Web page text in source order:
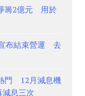
籌2億元 用於
布結束營運 去
門 12月減息機
息三次